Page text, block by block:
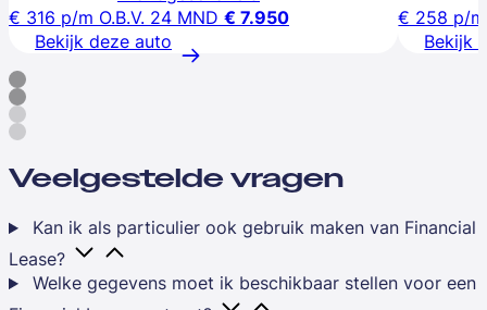
€ 316 p/m O.B.V. 24 MND € 7.950
Bekijk deze auto
€ 258 p/m
Bekijk
Veelgestelde vragen
Kan ik als particulier ook gebruik maken van Financial
Lease?
Welke gegevens moet ik beschikbaar stellen voor een